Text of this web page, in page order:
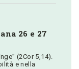
26 e 27
(2Cor 5,14).
e nella